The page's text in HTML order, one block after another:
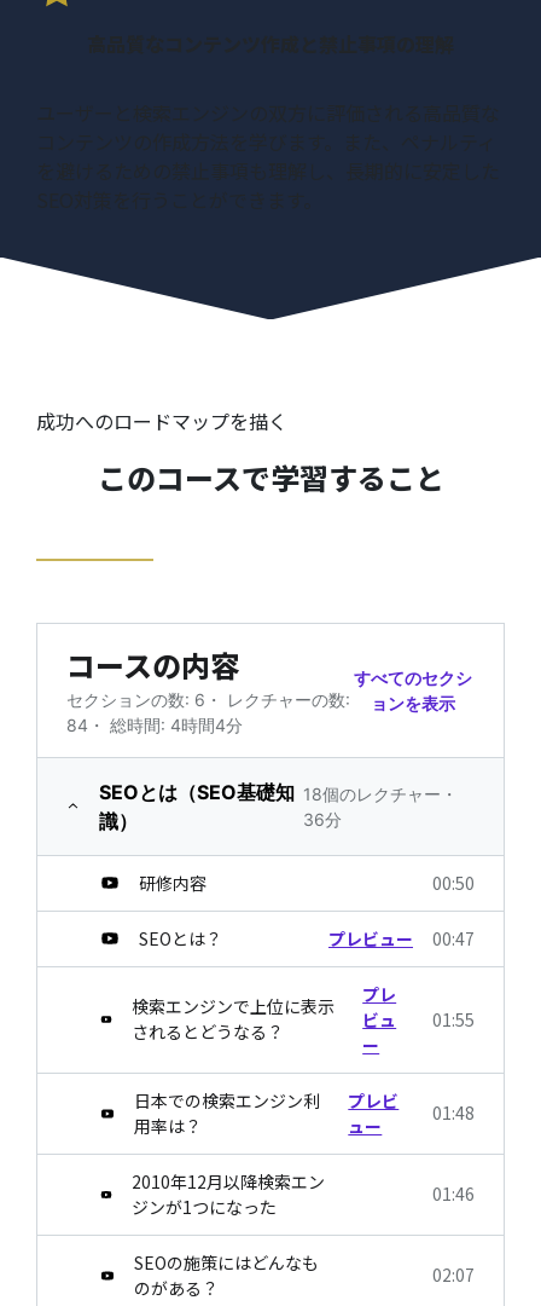
成功へのロードマップを描く
このコースで学習すること
コースの内容
セクションの数: 6 ・
レクチャーの数:
84 ・ 総時間: 4時間4分
すべてのセクシ
ョンを表示
SEOとは（SEO基礎知
識）
18個のレクチャー・
36分
研修内容 00:50
SEOとは？ プレビュー 00:47
検索エンジンで上位に表示
されるとどうなる？
プレ
ビュ
ー
01:55
日本での検索エンジン利
用率は？
プレビ
ュー
01:48
2010年12月以降検索エン
ジンが1つになった
01:46
SEOの施策にはどんなも
のがある？
02:07